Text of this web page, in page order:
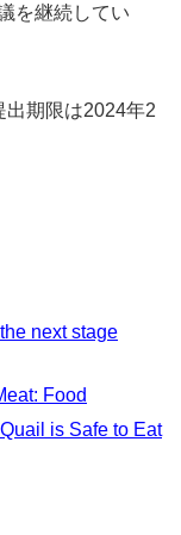
を継続してい
出期限は2024年2
next stage
Food
is Safe to Eat